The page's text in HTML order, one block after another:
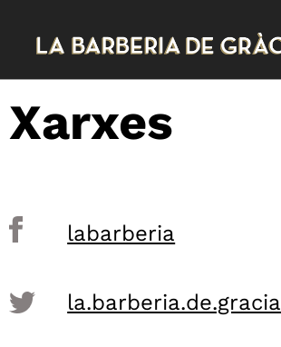
Xarxes
labarberia
la.barberia.de.gracia